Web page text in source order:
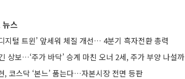
스
지털 트윈’ 앞세워 체질 개선… 4분기 흑자전환 총력
상보…‘주가 바닥’ 승계 마친 오너 2세, 주가 부양 나설까
, 코스닥 ‘본느’ 품는다…자본시장 전면 등판